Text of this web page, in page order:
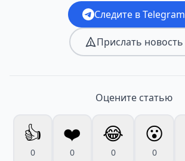
Следите в Telegram
Прислать новость
Оцените статью
👍
0
❤️
0
😂
0
😮
0